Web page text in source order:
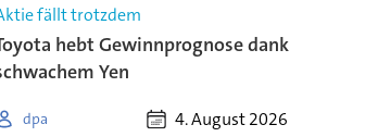
fällt trotzdem
hebt Gewinnprognose dank
Yen
dpa 4. August 2026